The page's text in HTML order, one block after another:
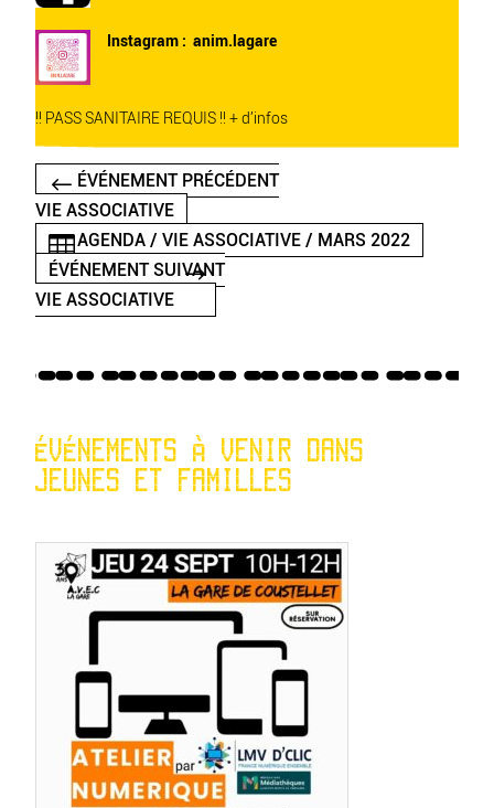
Instagram : anim.lagare
!! PASS SANITAIRE REQUIS !! + d’infos
ÉVÉNEMENT PRÉCÉDENT
VIE ASSOCIATIVE
AGENDA / VIE ASSOCIATIVE / MARS 2022
ÉVÉNEMENT SUIVANT
VIE ASSOCIATIVE
ÉVÉNEMENTS À VENIR DANS
JEUNES ET FAMILLES